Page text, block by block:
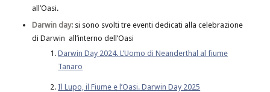
all’Oasi.
Darwin day: si sono svolti tre eventi dedicati alla celebrazione
di Darwin all’interno dell’Oasi
Darwin Day 2024. L’Uomo di Neanderthal al fiume
Tanaro
Il Lupo, il Fiume e l’Oasi. Darwin Day 2025